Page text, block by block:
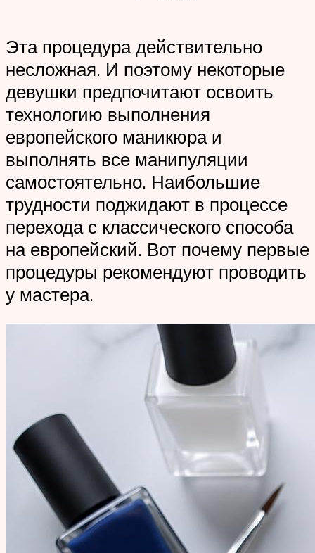
Эта процедура действительно
несложная. И поэтому некоторые
девушки предпочитают освоить
технологию выполнения
европейского маникюра и
выполнять все манипуляции
самостоятельно. Наибольшие
трудности поджидают в процессе
перехода с классического способа
на европейский. Вот почему первые
процедуры рекомендуют проводить
у мастера.